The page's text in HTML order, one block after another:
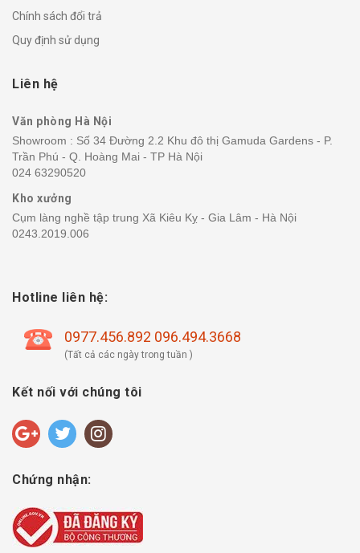
Chính sách đổi trả
Quy định sử dụng
Liên hệ
Văn phòng Hà Nội
Showroom : Số 34 Đường 2.2 Khu đô thị Gamuda Gardens - P.
Trần Phú - Q. Hoàng Mai - TP Hà Nội
024 63290520
Kho xưởng
Cụm làng nghề tập trung Xã Kiêu Kỵ - Gia Lâm - Hà Nội
0243.2019.006
Hotline liên hệ:
0977.456.892 096.494.3668
(Tất cả các ngày trong tuần )
Kết nối với chúng tôi
Chứng nhận: